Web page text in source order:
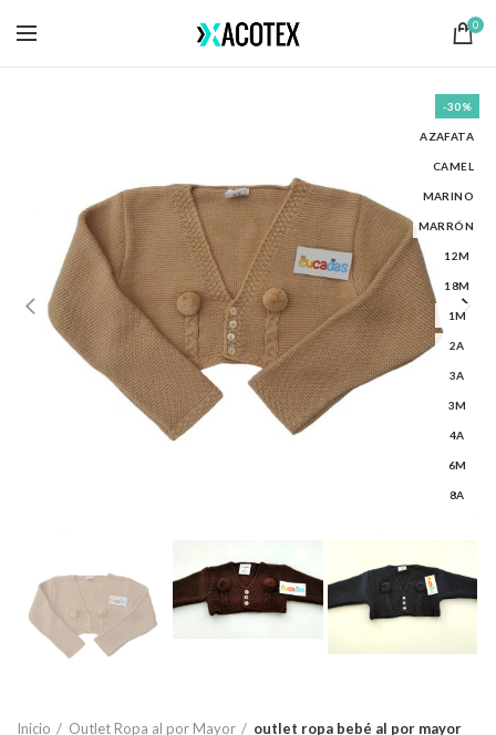
0
-30%
AZAFATA
CAMEL
MARINO
MARRÓN
12M
18M
1M
2A
3A
3M
4A
6M
8A
Inicio Outlet Ropa al por Mayor outlet ropa bebé al por mayor